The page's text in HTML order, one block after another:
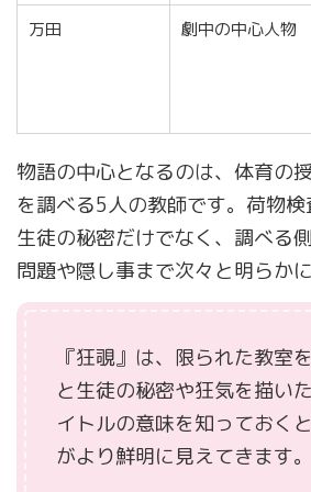
万田 劇中の中心人物
物語の中心となるのは、体育の
を調べる5人の教師です。荷物検
生徒の秘密だけでなく、調べる
問題や隠し事まで次々と明らかに
『狂覗』は、限られた教室
と生徒の秘密や狂気を描い
イトルの意味を知っておく
がより鮮明に見えてきます。